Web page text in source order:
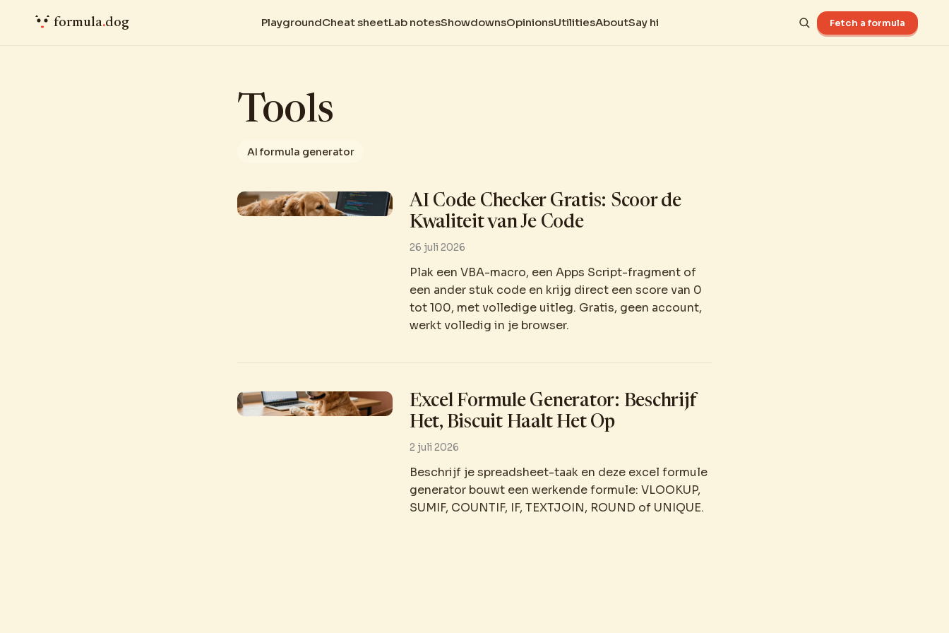
Tools
AI formula generator
AI Code Checker Gratis: Scoor de
Kwaliteit van Je Code
26 juli 2026
Plak een VBA-macro, een Apps Script-fragment of
een ander stuk code en krijg direct een score van 0
tot 100, met volledige uitleg. Gratis, geen account,
werkt volledig in je browser.
Excel Formule Generator: Beschrijf
Het, Biscuit Haalt Het Op
2 juli 2026
Beschrijf je spreadsheet-taak en deze excel formule
generator bouwt een werkende formule: VLOOKUP,
SUMIF, COUNTIF, IF, TEXTJOIN, ROUND of UNIQUE.
formula.dog PlaygroundCheat sheetLab notesShowdownsOpinionsUtilitiesAboutSay hi Fetch a formula